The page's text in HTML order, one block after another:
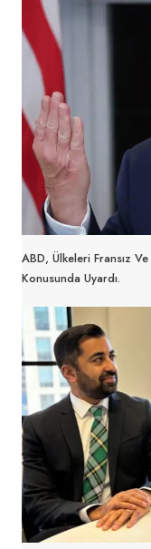
ABD, Ülkeleri Fransız
Konusunda Uyardı.